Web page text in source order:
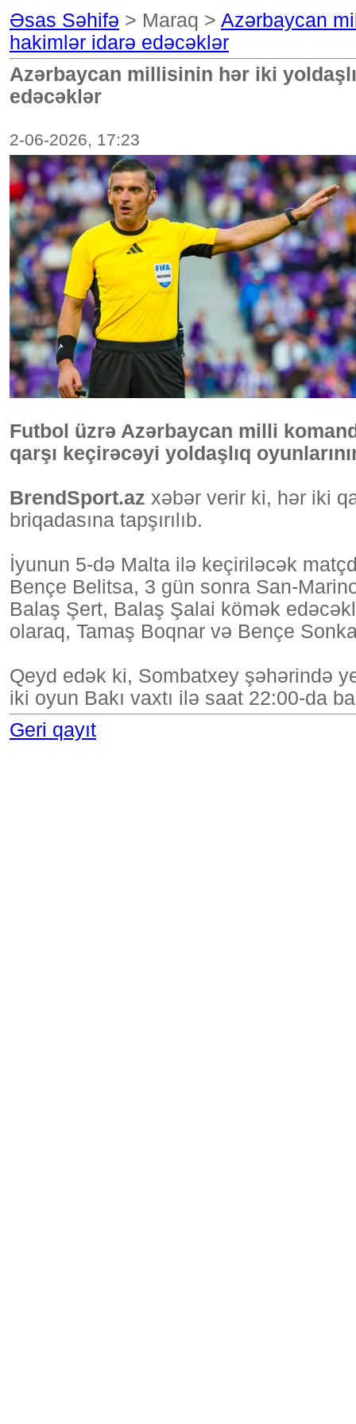
Əsas Səhifə > Maraq > Azərbaycan
hakimlər idarə edəcəklər
Azərbaycan millisinin hər iki
edəcəklər
2-06-2026, 17:23
Futbol üzrə Azərbaycan milli
qarşı keçirəcəyi yoldaşlıq
BrendSport.az xəbər verir ki, hər iki
briqadasına tapşırılıb.
İyunun 5-də Malta ilə keçiriləcək
Bençe Belitsa, 3 gün sonra San-
Balaş Şert, Balaş Şalai kömək
olaraq, Tamaş Boqnar və Bençe
Qeyd edək ki, Sombatxey şəhərində
iki oyun Bakı vaxtı ilə saat 22:00-da
Geri qayıt